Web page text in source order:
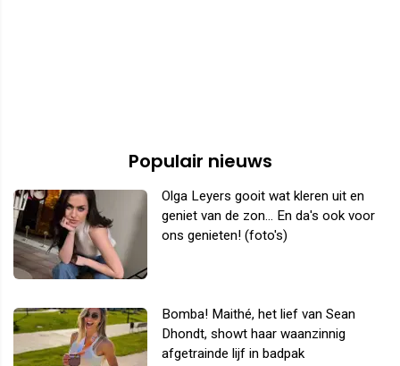
Populair nieuws
Olga Leyers gooit wat kleren uit en
geniet van de zon... En da's ook voor
ons genieten! (foto's)
Bomba! Maithé, het lief van Sean
Dhondt, showt haar waanzinnig
afgetrainde lijf in badpak